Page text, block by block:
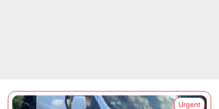
Urgent